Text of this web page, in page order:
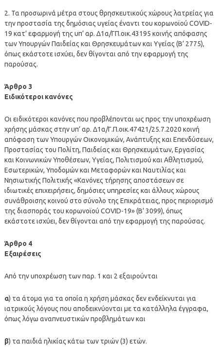
2. Τα προσωρινά μέτρα στους θρησκευτικούς χώρους λατρείας για
την προστασία της δημόσιας υγείας έναντι του κορωνοϊού COVID-
19 κατ’ εφαρμογή της υπ’ αρ. Δ1α/ΓΠ.οικ.43195 κοινής απόφασης
των Υπουργών Παιδείας και Θρησκευμάτων και Υγείας (Β’ 2775),
όπως εκάστοτε ισχύει, δεν θίγονται από την εφαρμογή της
παρούσας.
Άρθρο 3
Ειδικότεροι κανόνες
Οι ειδικότεροι κανόνες που προβλέπονται ως προς την υποχρέωση
χρήσης μάσκας στην υπ’ αρ. Δ1α/Γ.Π.οικ.47421/25.7.2020 κοινή
απόφαση των Υπουργών Οικονομικών, Ανάπτυξης και Επενδύσεων,
Προστασίας του Πολίτη, Παιδείας και Θρησκευμάτων, Εργασίας
και Κοινωνικών Υποθέσεων, Υγείας, Πολιτισμού και Αθλητισμού,
Εσωτερικών, Υποδομών και Μεταφορών και Ναυτιλίας και
Νησιωτικής Πολιτικής «Κανόνες τήρησης αποστάσεων σε
ιδιωτικές επιχειρήσεις, δημόσιες υπηρεσίες και άλλους χώρους
συνάθροισης κοινού στο σύνολο της Επικράτειας, προς περιορισμό
της διασποράς του κορωνοϊού COVID-19» (Β’ 3099), όπως
εκάστοτε ισχύει, δεν θίγονται από την εφαρμογή της παρούσας.
Άρθρο 4
Εξαιρέσεις
Από την υποχρέωση των παρ. 1 και 2 εξαιρούνται
α) τα άτομα για τα οποία η χρήση μάσκας δεν ενδείκνυται για
ιατρικούς λόγους που αποδεικνύονται με τα κατάλληλα έγγραφα,
όπως λόγω αναπνευστικών προβλημάτων και
β) τα παιδιά ηλικίας κάτω των τριών (3) ετών.